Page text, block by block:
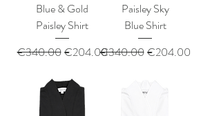
Blue & Gold
Paisley Shirt
通常価格
€340.00セール価格
€204.00
Paisley Sky
Blue Shirt
通常価格
€340.00セール価格
€204.00